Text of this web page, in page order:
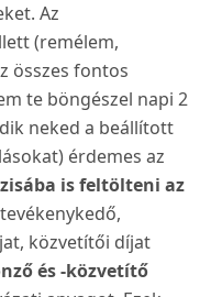
Az
(remélem,
összes fontos
te böngészel napi 2
neked a beállított
érdemes az
is feltölteni az
közvetítői díjat
és -közvetítő